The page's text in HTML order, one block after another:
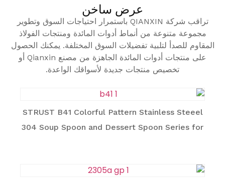
عرض ساخن
تراقب شركة QIANXIN باستمرار احتياجات السوق وتطوير
مجموعة متنوعة من أنماط أدوات المائدة ومنتجات الفولاذ
المقاوم للصدأ لتلبية تفضيلات السوق المختلفة. يمكنك الحصول
على منتجات أدوات المائدة الجاهزة من مصنع Qianxin أو
تخصيص منتجات جديدة لأسواقك الواعدة.
STRUST B41 Colorful Pattern Stainless Steeel
304 Soup Spoon and Dessert Spoon Series for